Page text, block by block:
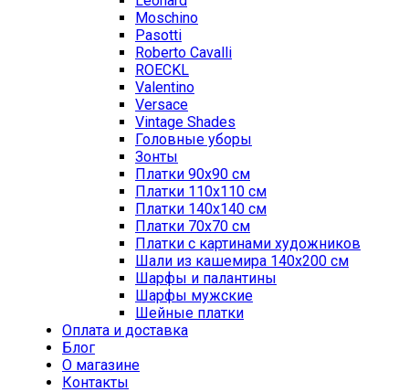
Moschino
Pasotti
Roberto Cavalli
ROECKL
Valentino
Versace
Vintage Shades
Головные уборы
Зонты
Платки 90х90 см
Платки 110х110 см
Платки 140х140 см
Платки 70х70 см
Платки с картинами художников
Шали из кашемира 140х200 см
Шарфы и палантины
Шарфы мужские
Шейные платки
Оплата и доставка
Блог
О магазине
Контакты